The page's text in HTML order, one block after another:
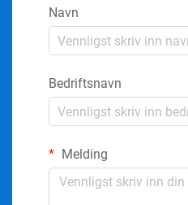
Navn
Bedriftsnavn
Melding